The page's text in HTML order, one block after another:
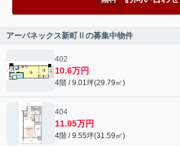
アーバネックス新町Ⅱの募集中物件
402
10.6万円
4階 / 9.01坪(29.79㎡)
404
11.05万円
4階 / 9.55坪(31.59㎡)